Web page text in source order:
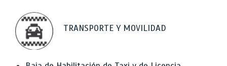
TRANSPORTE Y MOVILIDAD